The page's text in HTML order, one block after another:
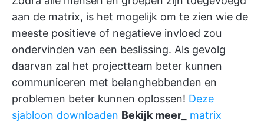
aan de matrix, is het mogelijk om te zien wie de
meeste positieve of negatieve invloed zou
ondervinden van een beslissing. Als gevolg
daarvan zal het projectteam beter kunnen
communiceren met belanghebbenden en
problemen beter kunnen oplossen! Deze
sjabloon downloaden Bekijk meer_
matrix